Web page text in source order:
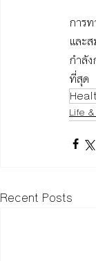
การ
และ
กำลั
ที่สุด
Life
Recent Posts